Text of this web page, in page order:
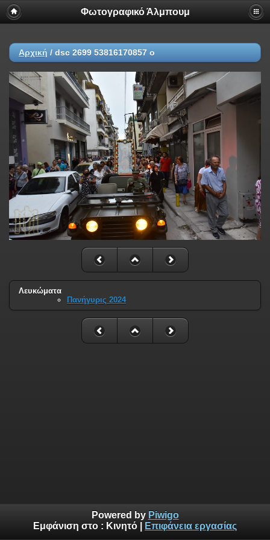
Φωτογραφικό Άλμπουμ
Αρχική / dsc 2699 53816170857 o
Λευκώματα
Πανήγυρις 2024
Powered by Piwigo
Εμφάνιση στο : Κινητό Επιφάνεια εργασίας